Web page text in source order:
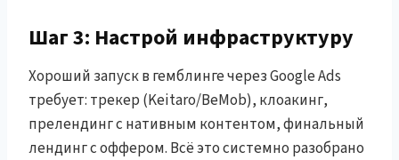
Шаг 3: Настрой инфраструктуру
Хороший запуск в гемблинге через Google Ads
требует: трекер (Keitaro/BeMob), клоакинг,
прелендинг с нативным контентом, финальный
лендинг с оффером. Всё это системно разобрано